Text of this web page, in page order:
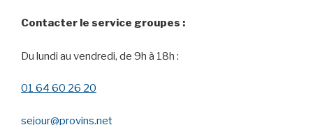
Contacter le service groupes :
Du lundi au vendredi, de 9h à 18h :
01 64 60 26 20
sejour@provins.net